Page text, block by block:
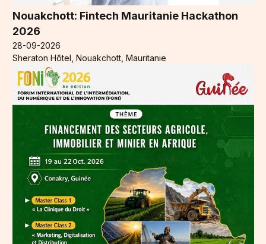
Nouakchott: Fintech Mauritanie Hackathon
2026
28-09-2026
Sheraton Hôtel, Nouakchott, Mauritanie